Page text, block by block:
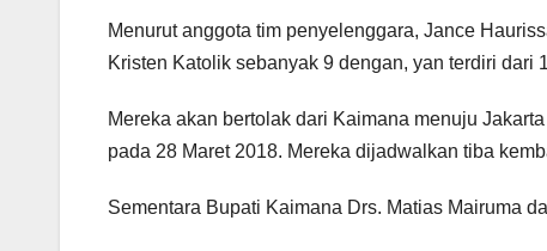
Menurut anggota tim penyelenggara, Jance
Kristen Katolik sebanyak 9 dengan, yan terdiri dari
Mereka akan bertolak dari Kaimana menuju
pada 28 Maret 2018. Mereka dijadwalkan tiba
Sementara Bupati Kaimana Drs. Matias Mairuma